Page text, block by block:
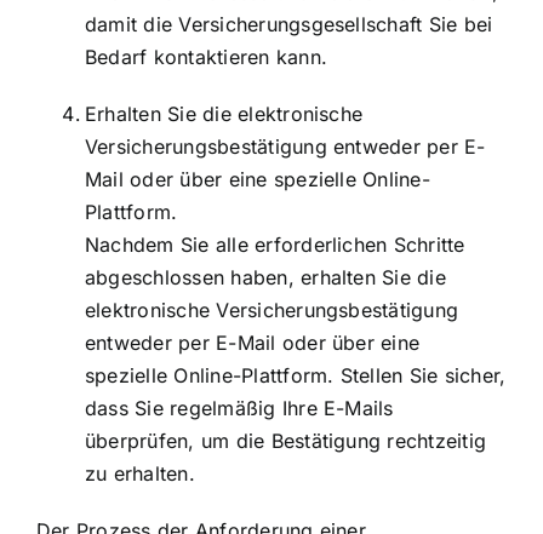
damit die Versicherungsgesellschaft Sie bei
Bedarf kontaktieren kann.
Erhalten Sie die elektronische
Versicherungsbestätigung entweder per E-
Mail oder über eine spezielle Online-
Plattform.
Nachdem Sie alle erforderlichen Schritte
abgeschlossen haben, erhalten Sie die
elektronische Versicherungsbestätigung
entweder per E-Mail oder über eine
spezielle Online-Plattform. Stellen Sie sicher,
dass Sie regelmäßig Ihre E-Mails
überprüfen, um die Bestätigung rechtzeitig
zu erhalten.